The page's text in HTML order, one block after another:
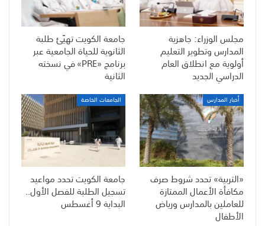
مجلس الوزراء: جاهزية
المدارس وتطوير التعليم
أولوية مع انطلاق العام
الدراسي الجديد
جامعة الكويت تهيّئ طلبة
الثانوية للحياة الجامعية عبر
برنامج «PRE» في نسخته
الثانية
أخبار المدارس
«التربية» تحدد شروط صرف
مكافأة الأعمال الممتازة
للعاملين بالمدارس ورياض
الأطفال
الجامعات الخاصة
جامعة الكويت تحدد مواعيد
تسجيل الطلبة للفصل الأول..
البداية 9 أغسطس